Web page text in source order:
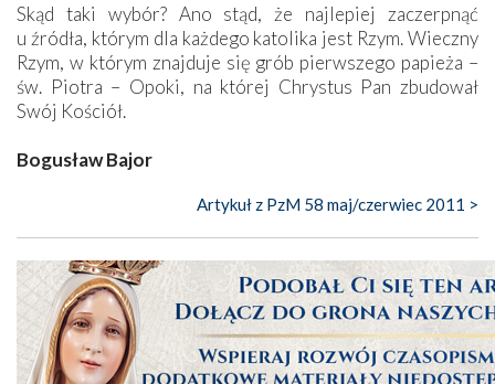
Skąd taki wybór? Ano stąd, że najlepiej zaczerpnąć
u źródła, którym dla każdego katolika jest Rzym. Wieczny
Rzym, w którym znajduje się grób pierwszego papieża –
św. Piotra – Opoki, na której Chrystus Pan zbudował
Swój Kościół.
Bogusław Bajor
Artykuł z PzM 58 maj/czerwiec 2011 >